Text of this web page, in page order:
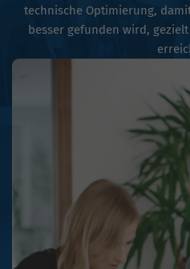
technische Optimierung,
besser gefunden wird,